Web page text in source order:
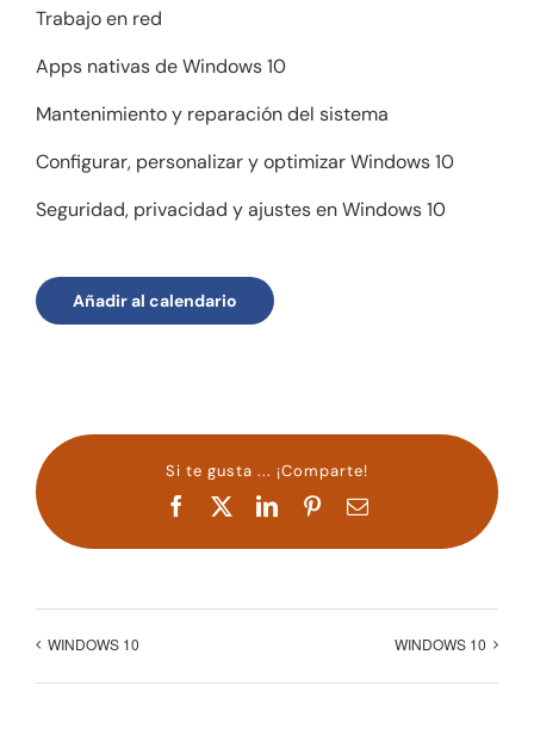
Trabajo en red
Apps nativas de Windows 10
Mantenimiento y reparación del sistema
Configurar, personalizar y optimizar Windows 10
Seguridad, privacidad y ajustes en Windows 10
Añadir al calendario
Si te gusta ... ¡Comparte!
Facebook LinkedInPinterestCorreo
WINDOWS 10 WINDOWS 10